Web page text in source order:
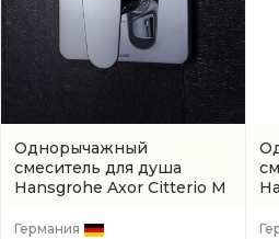
Однорычажный
смеситель для душа
Hansgrohe Axor Citterio M
Германия